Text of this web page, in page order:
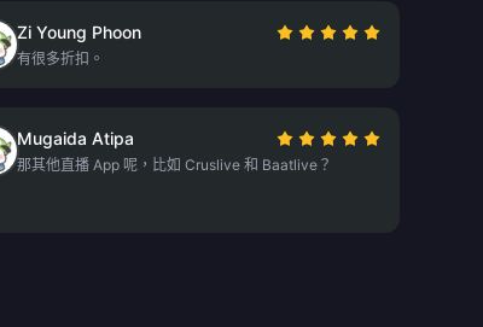
Zi Young Phoon
有很多折扣。
Mugaida Atipa
那其他直播 App 呢，比如 Cruslive 和 Baatlive？